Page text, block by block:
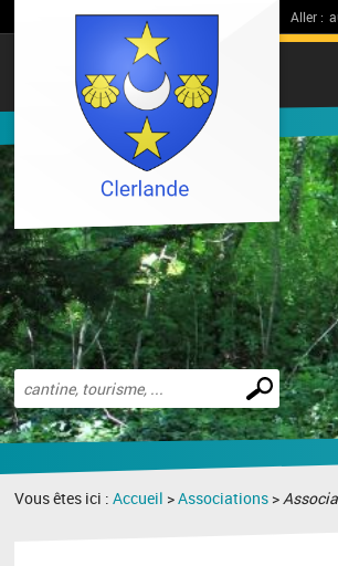
Aller :
Effectuer
une
recherche
Vous êtes ici :Accueil >Associations >